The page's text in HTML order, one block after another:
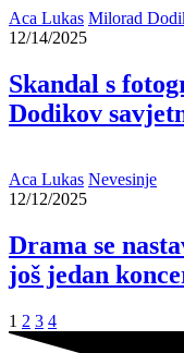
Aca Lukas Milorad
12/14/2025
Skandal s
Dodikov
Aca Lukas Nevesinje
12/12/2025
Drama se
još jedan
1 2 3 4